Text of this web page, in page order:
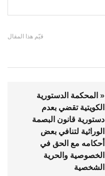
قيّم هذا المقال
« المحكمة الدستورية
الكويتية تقضي بعدم
دستورية قانون البصمة
الوراثية لتنافي بعض
أحكامه مع الحق في
الخصوصية والحرية
الشخصية